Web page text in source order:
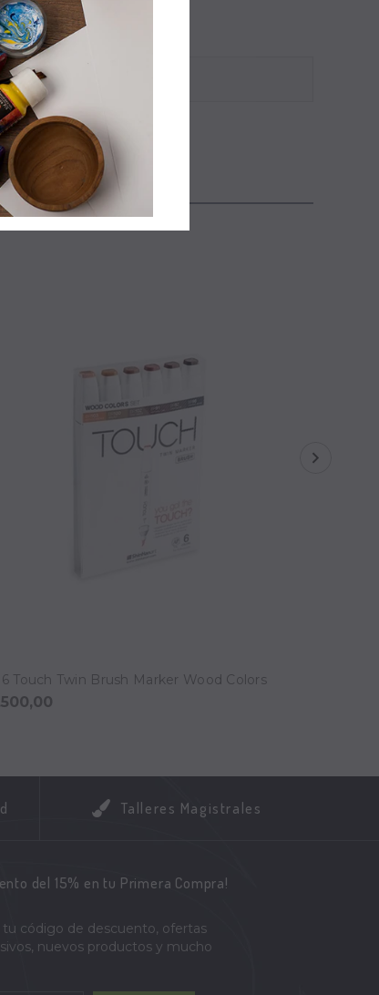
Touch Twin Brush Marker Wood Colors
Talleres Magistrales
del 15% en tu Primera Compra!
código de descuento, ofertas
nuevos productos y mucho